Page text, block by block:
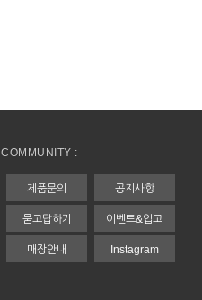
COMMUNITY :
제품문의 공지사항
묻고답하기 이벤트&입고
매장안내 Instagram